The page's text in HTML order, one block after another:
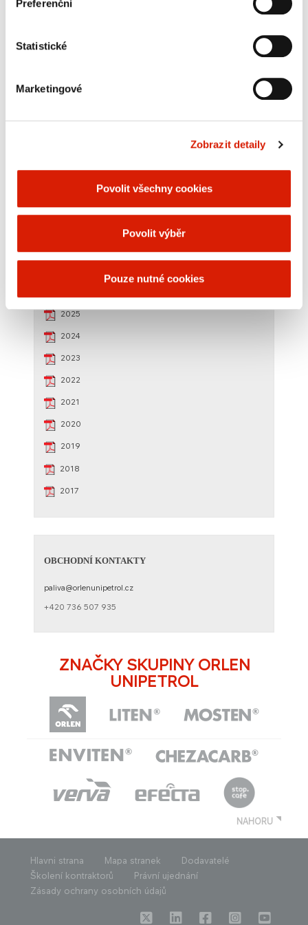
neváhejte kontaktovat nebo využít kontaktní údaje
Preferenční
Statistické
Marketingové
Zobrazit detaily
Povolit všechny cookies
Povolit výběr
Pouze nutné cookies
značkován a barven v souladu s platnými právními
předpisy České republiky, zejména zákonem č.
(letní a zimní), lišících se maximálně přípustným
nařízení (ES) č. 1272/2008 CLP.
2025​
2024​
2023​
2022​
2021
2020
2019
2018​
2017
OBCHODNÍ KONTAKTY
paliva@orlenunipetrol.cz​
+420 736 507 935​
ZNAČKY SKUPINY ORLEN
UNIPETROL
NAHORU
Hlavni strana Mapa stranek
Dodavatelé
Školení kontraktorů
Právní ujednání
Zásady ochrany osobních údajů